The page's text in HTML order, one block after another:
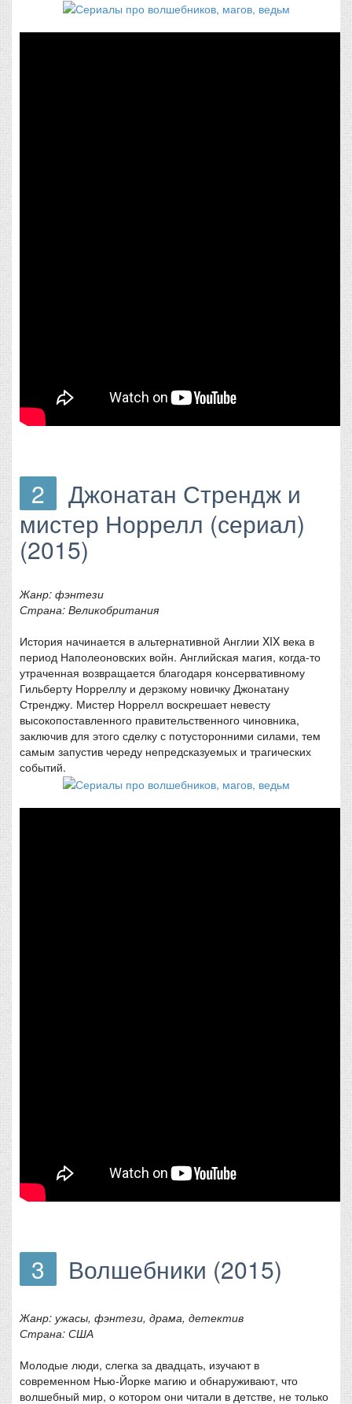
2
Джонатан Стрендж и
мистер Норрелл (сериал)
(2015)
Жанр: фэнтези
Страна: Великобритания
История начинается в альтернативной Англии XIX века в
период Наполеоновских войн. Английская магия, когда-то
утраченная возвращается благодаря консервативному
Гильберту Норреллу и дерзкому новичку Джонатану
Стренджу. Мистер Норрелл воскрешает невесту
высокопоставленного правительственного чиновника,
заключив для этого сделку с потусторонними силами, тем
самым запустив череду непредсказуемых и трагических
событий.
3 Волшебники (2015)
Жанр: ужасы, фэнтези, драма, детектив
Страна: США
Молодые люди, слегка за двадцать, изучают в
современном Нью-Йорке магию и обнаруживают, что
волшебный мир, о котором они читали в детстве, не только